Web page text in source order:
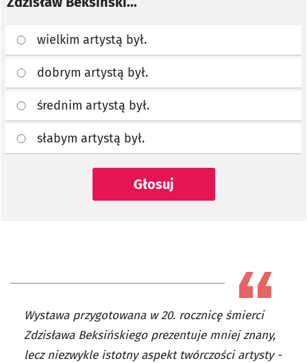
wielkim artystą był.
dobrym artystą był.
średnim artystą był.
słabym artystą był.
Głosuj
Wystawa przygotowana w 20. rocznicę śmierci
Zdzisława Beksińskiego prezentuje mniej znany,
lecz niezwykle istotny aspekt twórczości artysty -